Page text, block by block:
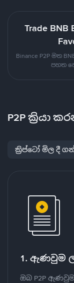
Trade BNB
Binance P2P
පහත
P2P ක්‍රියා
ක්‍රිප්ටෝ මිල දී
1. ඇණවුම
ඔබ P2P